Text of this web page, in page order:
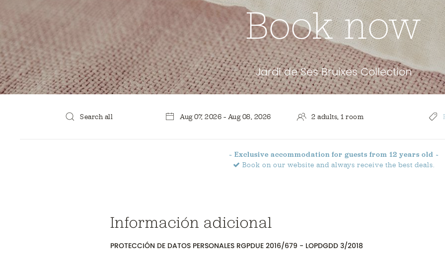
Book now
Jardí de Ses Bruixes Collection
~ Exclusive accommodation for guests from 12 years old ~
Book on our website and always receive the best deals.
Información adicional
PROTECCIÓN DE DATOS PERSONALES RGPDUE 2016/679 - LOPDGDD 3/2018